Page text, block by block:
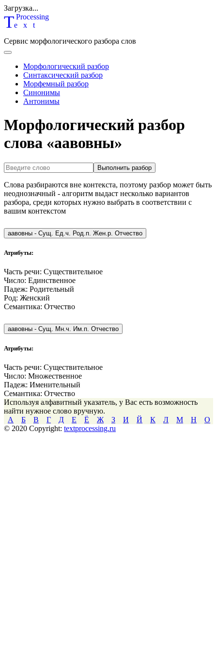
Загрузка...
Text
Processing
Сервис морфологического разбора слов
Морфологический разбор
Синтаксический разбор
Морфемный разбор
Синонимы
Антонимы
Морфологический разбор
слова «аавовны»
Выполнить разбор
Слова разбираются вне контекста, поэтому разбор может быть
неоднозначный - алгоритм выдаст несколько вариантов
разбора, среди которых нужно выбрать в соответствии с
вашим контекстом
аавовны - Сущ. Ед.ч. Род.п. Жен.р. Отчество
Атрибуты:
Часть речи: Существительное
Число: Единственное
Падеж: Родительный
Род: Женский
Семантика: Отчество
аавовны - Сущ. Мн.ч. Им.п. Отчество
Атрибуты:
Часть речи: Существительное
Число: Множественное
Падеж: Именительный
Семантика: Отчество
Используя алфавитный указатель, у Вас есть возможность
найти нужное слово вручную.
А
Б В Г Д Е Ё Ж З И Й К Л М Н
О
© 2020 Copyright: textprocessing.ru